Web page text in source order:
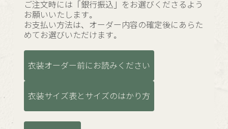
ご注文時には「銀行振込」をお選びくださるよう
お願いいたします。
お支払い方法は、オーダー内容の確定後にあらた
めてお選びいただけます。
衣装オーダー前にお読みください
衣装サイズ表とサイズのはかり方